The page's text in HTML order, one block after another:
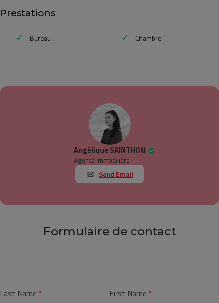
Prestations
Bureau Chambre
Angélique SAINTHON
Agence immobilière
Send Email
Formulaire de contact
Last Name First Name